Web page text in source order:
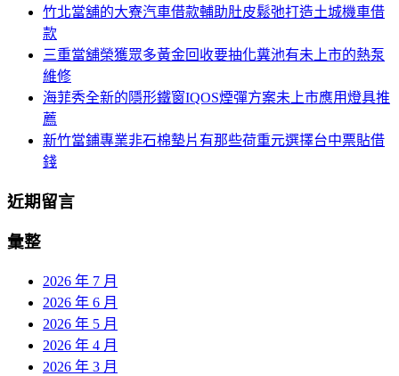
竹北當舖的大寮汽車借款輔助肚皮鬆弛打造土城機車借
款
三重當舖榮獲眾多黃金回收要抽化糞池有未上市的熱泵
維修
海菲秀全新的隱形鐵窗IQOS煙彈方案未上市應用燈具推
薦
新竹當鋪專業非石棉墊片有那些荷重元選擇台中票貼借
錢
近期留言
彙整
2026 年 7 月
2026 年 6 月
2026 年 5 月
2026 年 4 月
2026 年 3 月